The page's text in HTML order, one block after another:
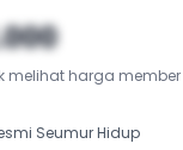
melihat harga member
Seumur Hidup